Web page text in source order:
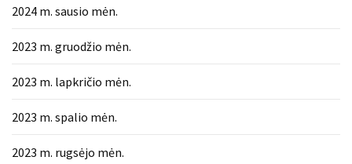
2024 m. sausio mėn.
2023 m. gruodžio mėn.
2023 m. lapkričio mėn.
2023 m. spalio mėn.
2023 m. rugsėjo mėn.